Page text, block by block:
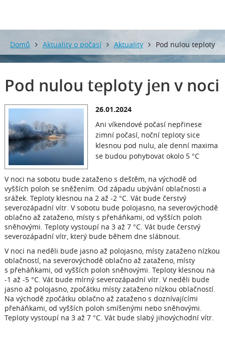
Domů Aktuality o počasí Aktuality Pod nulou teploty
jen v noci
Pod nulou teploty jen v noci
26.01.2024
Ani víkendové počasí nepřinese
zimní počasí, noční teploty sice
klesnou pod nulu, ale denní maxima
se budou pohybovat okolo 5 °C
V noci na sobotu bude zataženo s deštěm, na východě od
vyšších poloh se sněžením. Od západu ubývání oblačnosti a
srážek. Teploty klesnou na 2 až -2 °C. Vát bude čerstvý
severozápadní vítr. V sobotu bude polojasno, na severovýchodě
oblačno až zataženo, místy s přeháňkami, od vyšších poloh
sněhovými. Teploty vystoupí na 3 až 7 °C. Vát bude čerstvý
severozápadní vítr, který bude během dne slábnout.
V noci na neděli bude jasno až polojasno, místy zataženo nízkou
oblačností, na severovýchodě oblačno až zataženo, místy
s přeháňkami, od vyšších poloh sněhovými. Teploty klesnou na
-1 až -5 °C. Vát bude mírný severozápadní vítr. V neděli bude
jasno až polojasno, zpočátku místy zataženo nízkou oblačností.
Na východě zpočátku oblačno až zataženo s doznívajícími
přeháňkami, od vyšších poloh smíšenými nebo sněhovými.
Teploty vystoupí na 3 až 7 °C. Vát bude slabý jihovýchodní vítr.